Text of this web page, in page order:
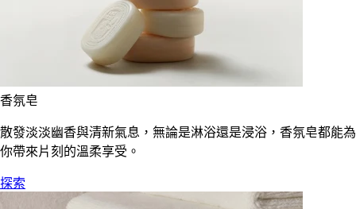
香氛皂
散發淡淡幽香與清新氣息，無論是淋浴還是浸浴，香氛皂都能為
你帶來片刻的溫柔享受。
探索